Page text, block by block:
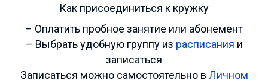
Как присоединиться к кружку
– Оплатить пробное занятие или абонемент
– Выбрать удобную группу из расписания и
записаться
Записаться можно самостоятельно в Личном